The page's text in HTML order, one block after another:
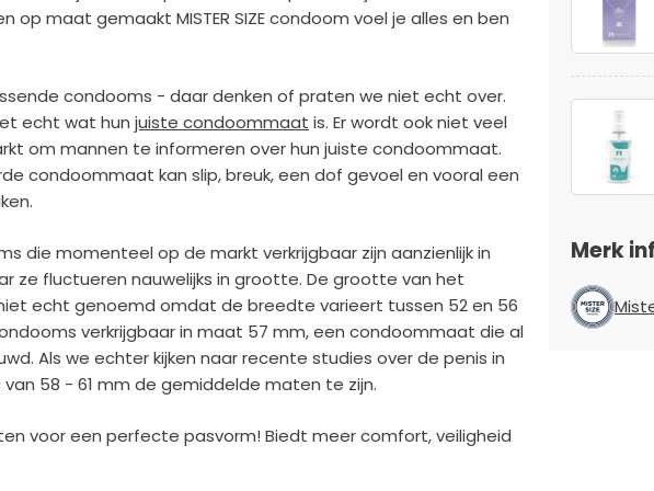
op maat gemaakt MISTER SIZE condoom voel je alles en ben
condooms - daar denken of praten we niet echt over.
echt wat hun juiste condoommaat is. Er wordt ook niet veel
om mannen te informeren over hun juiste condoommaat.
condoommaat kan slip, breuk, een dof gevoel en vooral een
die momenteel op de markt verkrijgbaar zijn aanzienlijk in
ze fluctueren nauwelijks in grootte. De grootte van het
echt genoemd omdat de breedte varieert tussen 52 en 56
verkrijgbaar in maat 57 mm, een condoommaat die al
Als we echter kijken naar recente studies over de penis in
58 - 61 mm de gemiddelde maten te zijn.
voor een perfecte pasvorm! Biedt meer comfort, veiligheid
Merk